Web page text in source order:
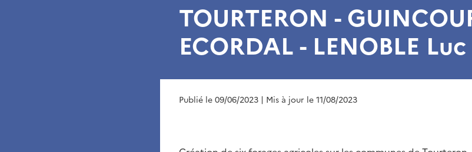
TOURTERON -
ECORDAL - LENOBLE Luc
Publié le 09/06/2023 | Mis à jour le 11/08/2023